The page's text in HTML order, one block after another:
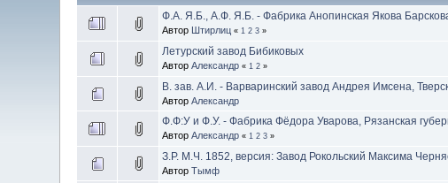
Ф.А. Я.Б., А.Ф. Я.Б. - Фабрика Анопинская Якова
Автор Штирлиц « 1 2 3 »
Летурский завод Бибиковых
АвторАлександр « 1 2 »
В. зав. А.И. - Варваринский завод Андрея Имсена,
АвторАлександр
Ф.Ф:У и Ф.У. - Фабрика Фёдора Уварова, Рязанская
АвторАлександр « 1 2 3 »
З.Р. M.Ч. 1852, версия: Завод Рокольский Максима
АвторТымф